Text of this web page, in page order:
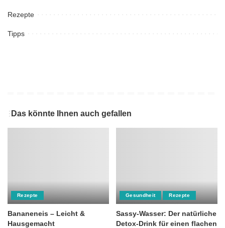
Rezepte
Tipps
Das könnte Ihnen auch gefallen
Rezepte
Bananeneis – Leicht &
Hausgemacht
Gesundheit Rezepte
Sassy-Wasser: Der natürliche
Detox-Drink für einen flachen